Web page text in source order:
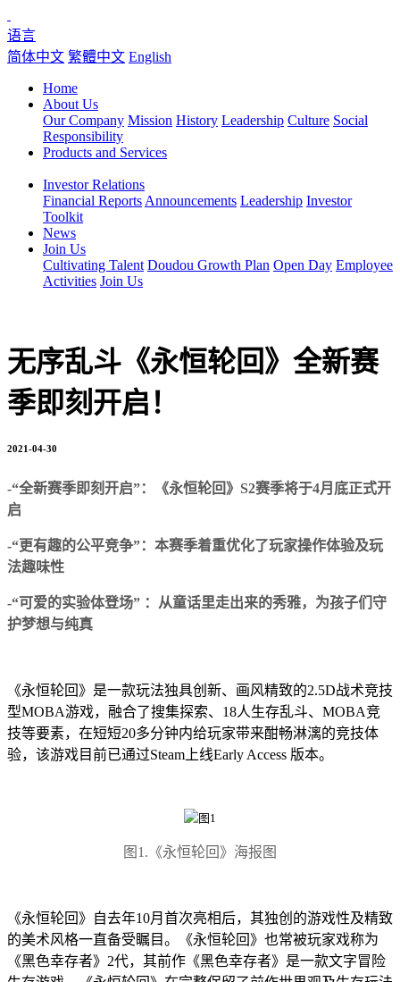
语言
简体中文 繁體中文 English
Home
About Us
Our Company Mission History Leadership Culture Social
Responsibility
Products and Services
Investor Relations
Financial Reports Announcements Leadership Investor
Toolkit
News
Join Us
Cultivating Talent Doudou Growth Plan Open Day Employee
Activities Join Us
无序乱斗《永恒轮回》全新赛
季即刻开启！
2021-04-30
-“全新赛季即刻开启”：《永恒轮回》S2赛季将于4月底正式开
启
-“更有趣的公平竞争”：本赛季着重优化了玩家操作体验及玩
法趣味性
-“可爱的实验体登场” ：从童话里走出来的秀雅，为孩子们守
护梦想与纯真
《永恒轮回》是一款玩法独具创新、画风精致的2.5D战术竞技
型MOBA游戏，融合了搜集探索、18人生存乱斗、MOBA竞
技等要素，在短短20多分钟内给玩家带来酣畅淋漓的竞技体
验，该游戏目前已通过Steam上线Early Access 版本。
图1.《永恒轮回》海报图
《永恒轮回》自去年10月首次亮相后，其独创的游戏性及精致
的美术风格一直备受瞩目。《永恒轮回》也常被玩家戏称为
《黑色幸存者》2代，其前作《黑色幸存者》是一款文字冒险